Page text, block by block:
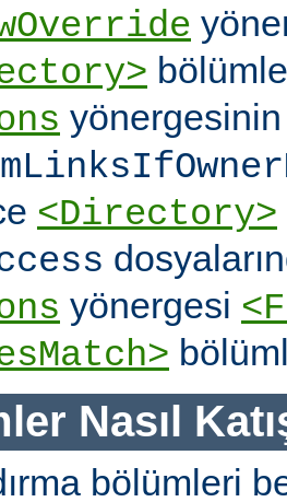
<Directory>
yönergesi
Nasıl
bölümleri